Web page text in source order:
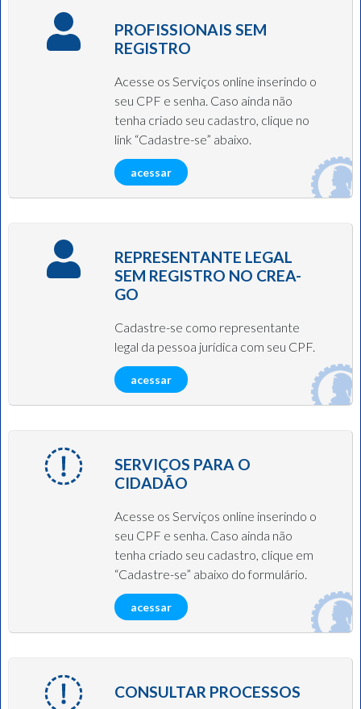
PROFISSIONAIS SEM
REGISTRO
Acesse os Serviços online inserindo o
seu CPF e senha. Caso ainda não
tenha criado seu cadastro, clique no
link “Cadastre-se” abaixo.
acessar
REPRESENTANTE LEGAL
SEM REGISTRO NO CREA-
GO
Cadastre-se como representante
legal da pessoa jurídica com seu CPF.
acessar
SERVIÇOS PARA O
CIDADÃO
Acesse os Serviços online inserindo o
seu CPF e senha. Caso ainda não
tenha criado seu cadastro, clique em
“Cadastre-se” abaixo do formulário.
acessar
CONSULTAR PROCESSOS